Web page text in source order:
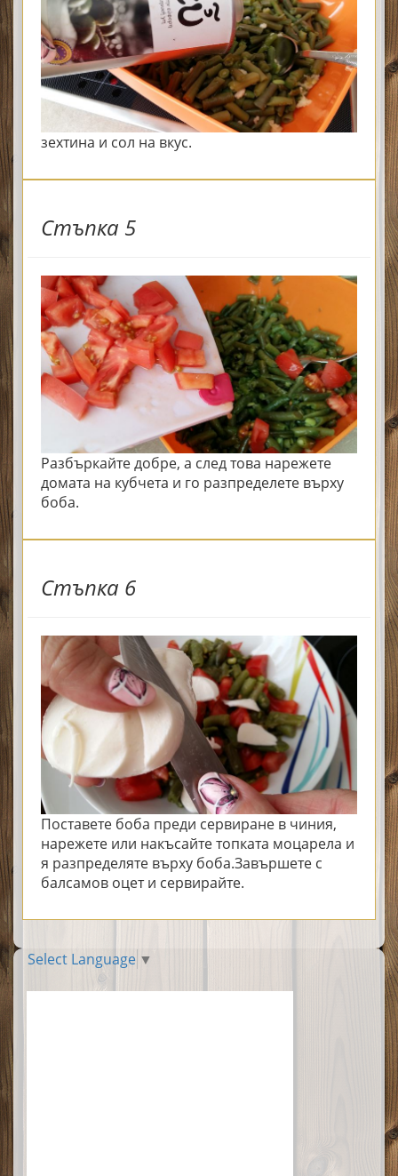
зехтина и сол на вкус.
Стъпка 5
Разбъркайте добре, а след това нарежете
домата на кубчета и го разпределете върху
боба.
Стъпка 6
Поставете боба преди сервиране в чиния,
нарежете или накъсайте топката моцарела и
я разпределяте върху боба.Завършете с
балсамов оцет и сервирайте.
Select Language ▼